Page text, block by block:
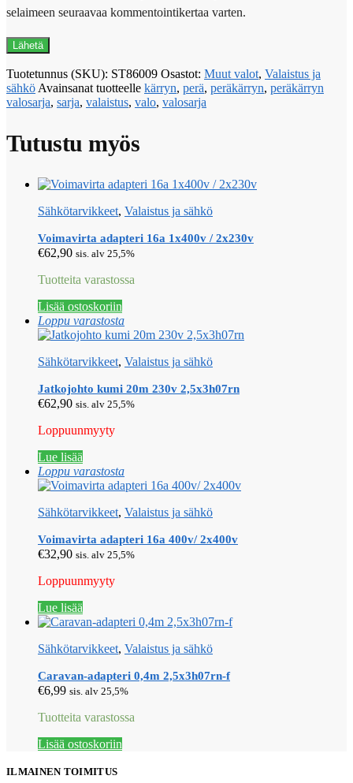
selaimeen seuraavaa kommentointikertaa varten.
Tuotetunnus (SKU): ST86009 Osastot: Muut valot, Valaistus ja
sähkö Avainsanat tuotteelle kärryn, perä, peräkärryn, peräkärryn
valosarja, sarja, valaistus, valo, valosarja
Tutustu myös
Sähkötarvikkeet, Valaistus ja sähkö
Voimavirta adapteri 16a 1x400v / 2x230v
€62,90 sis. alv 25,5%
Tuotteita varastossa
Lisää ostoskoriin
Loppu varastosta
Sähkötarvikkeet, Valaistus ja sähkö
Jatkojohto kumi 20m 230v 2,5x3h07rn
€62,90 sis. alv 25,5%
Loppuunmyyty
Lue lisää
Loppu varastosta
Sähkötarvikkeet, Valaistus ja sähkö
Voimavirta adapteri 16a 400v/ 2x400v
€32,90 sis. alv 25,5%
Loppuunmyyty
Lue lisää
Sähkötarvikkeet, Valaistus ja sähkö
Caravan-adapteri 0,4m 2,5x3h07rn-f
€6,99 sis. alv 25,5%
Tuotteita varastossa
Lisää ostoskoriin
ILMAINEN TOIMITUS